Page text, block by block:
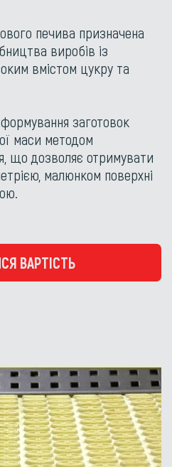
печива призначена
виробів із
вмістом цукру та
заготовок
маси методом
що дозволяє отримувати
малюнком поверхні
ВАРТІСТЬ